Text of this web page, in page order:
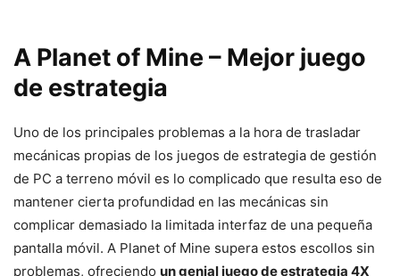
A Planet of Mine – Mejor juego
de estrategia
Uno de los principales problemas a la hora de trasladar
mecánicas propias de los juegos de estrategia de gestión
de PC a terreno móvil es lo complicado que resulta eso de
mantener cierta profundidad en las mecánicas sin
complicar demasiado la limitada interfaz de una pequeña
pantalla móvil. A Planet of Mine supera estos escollos sin
problemas, ofreciendo un genial juego de estrategia 4X